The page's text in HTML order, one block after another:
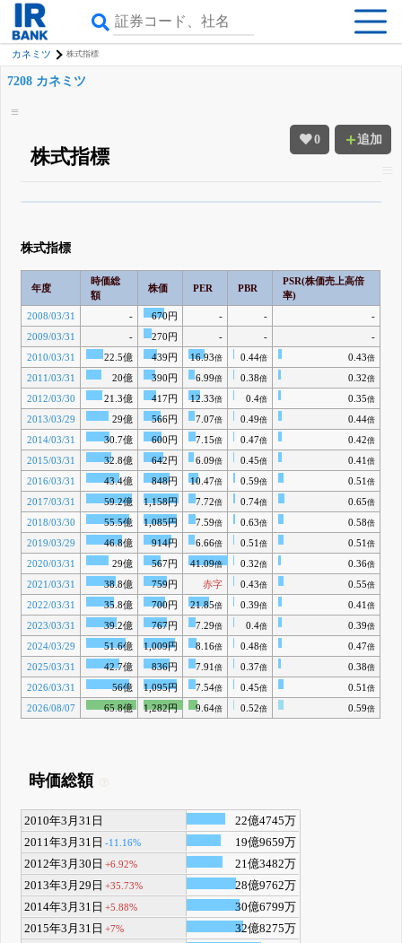
カネミツ 株式指標
0 追加
7208 カネミツ
株式指標
登録すると永久30%OFFと米株版の先行利用も付きます
株式指標
年度
時価総
額
株価 PER PBR
PSR(株価売上高倍
率)
2008/03/31
- 670円 - -
-
2009/03/31
- 270円 - -
-
2010/03/31
22.5億 439円 16.93倍 0.44倍 0.43倍
2011/03/31 20億 390円 6.99倍 0.38倍 0.32倍
2012/03/30 21.3億 417円 12.33倍 0.4倍 0.35倍
2013/03/29 29億 566円 7.07倍 0.49倍 0.44倍
2014/03/31 30.7億 600円 7.15倍 0.47倍 0.42倍
2015/03/31 32.8億 642円 6.09倍 0.45倍 0.41 倍
2016/03/31 43.4億 848円 10.47倍 0.59倍 0.51 倍
2017/03/31 59.2億 1,158円 7.72倍 0.74倍 0.65倍
2018/03/30 55.5億 1,085円 7.59倍 0.63倍 0.58倍
2019/03/29 46.8億 914円 6.66倍 0.51 倍 0.51 倍
2020/03/31 29億 567円 41.09倍 0.32倍 0.36倍
2021/03/31 38.8億 759円 赤字 0.43倍 0.55倍
2022/03/31 35.8億 700円 21.85倍 0.39倍 0.41 倍
2023/03/31 39.2億 767円 7.29倍 0.4倍 0.39倍
2024/03/29 51.6億 1,009円 8.16倍 0.48倍 0.47倍
2025/03/31 42.7億 836円 7.91 倍 0.37倍 0.38倍
2026/03/31 56億 1,095円 7.54倍 0.45倍 0.51 倍
2026/08/07 65.8億 1,282円 9.64倍 0.52倍 0.59倍
時価総額
2010年3月31日
22億4745万
2011年3月31日 -11.16%
19億9659万
2012年3月30日 +6.92%
21億3482万
2013年3月29日 +35.73%
28億9762万
2014年3月31日 +5.88%
30億6799万
2015年3月31日 +7%
32億8275万